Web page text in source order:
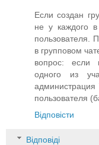
Если создан
не у каждого
пользователя.
в групповом
вопрос: если
одного из
администрация
пользователя
Відповісти
Відповіді